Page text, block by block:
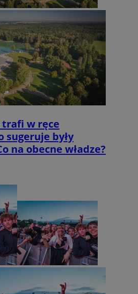
trafi w ręce
sugeruje były
na obecne władze?